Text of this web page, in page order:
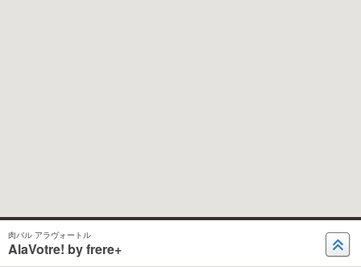
肉バル アラヴォートル
AlaVotre! by frere+